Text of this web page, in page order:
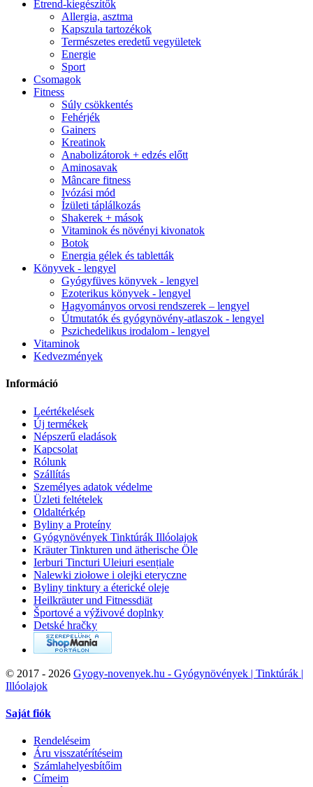
Étrend-kiegészítők
Allergia, asztma
Kapszula tartozékok
Természetes eredetű vegyületek
Energie
Sport
Csomagok
Fitness
Súly csökkentés
Fehérjék
Gainers
Kreatinok
Anabolizátorok + edzés előtt
Aminosavak
Mâncare fitness
Ivózási mód
Ízületi táplálkozás
Shakerek + mások
Vitaminok és növényi kivonatok
Botok
Energia gélek és tabletták
Könyvek - lengyel
Gyógyfüves könyvek - lengyel
Ezoterikus könyvek - lengyel
Hagyományos orvosi rendszerek – lengyel
Útmutatók és gyógynövény-atlaszok - lengyel
Pszichedelikus irodalom - lengyel
Vitaminok
Kedvezmények
Információ
Leértékelések
Új termékek
Népszerű eladások
Kapcsolat
Rólunk
Szállítás
Személyes adatok védelme
Üzleti feltételek
Oldaltérkép
Byliny a Proteíny
Gyógynövények Tinktúrák Illóolajok
Kräuter Tinkturen und ätherische Öle
Ierburi Tincturi Uleiuri esențiale
Nalewki ziołowe i olejki eteryczne
Byliny tinktury a éterické oleje
Heilkräuter und Fitnessdiät
Športové a výživové doplnky
Detské hračky
© 2017 - 2026 Gyogy-novenyek.hu - Gyógynövények | Tinktúrák |
Illóolajok
Saját fiók
Rendeléseim
Áru visszatérítéseim
Számlahelyesbítőim
Címeim